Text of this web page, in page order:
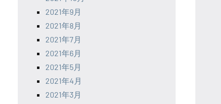
2021年9月
2021年8月
2021年7月
2021年6月
2021年5月
2021年4月
2021年3月